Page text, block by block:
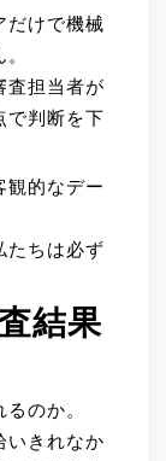
だけで機械
査担当者が
で判断を下
観的なデー
たちは必ず
結果
のか。
いきれなか